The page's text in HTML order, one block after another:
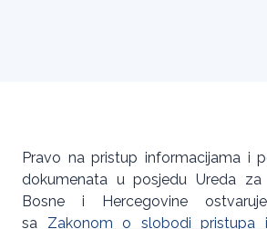
Pravo na pristup informacijama i
dokumenata u posjedu Ureda za
Bosne i Hercegovine
sa Zakonom o slobodi pristupa